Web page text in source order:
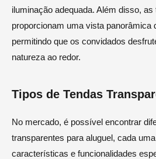
iluminação adequada. Além disso,
proporcionam uma vista panorâmica
permitindo que os convidados
natureza ao redor.
Tipos de Tendas
No mercado, é possível encontrar
transparentes para aluguel, cada
características e funcionalidades